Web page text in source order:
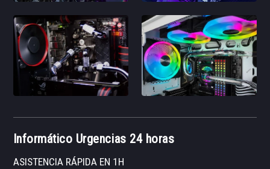
Informático Urgencias 24 horas
ASISTENCIA RÁPIDA EN 1H